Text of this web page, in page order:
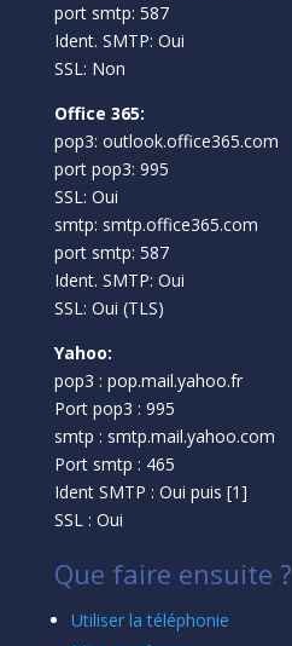
port smtp: 587
Ident. SMTP: Oui
SSL: Non
Office 365:
pop3: outlook.office365.com
port pop3: 995
SSL: Oui
smtp: smtp.office365.com
port smtp: 587
Ident. SMTP: Oui
SSL: Oui (TLS)
Yahoo:
pop3 : pop.mail.yahoo.fr
Port pop3 : 995
smtp : smtp.mail.yahoo.com
Port smtp : 465
Ident SMTP : Oui puis [1]
SSL : Oui
Que faire ensuite ?
Utiliser la téléphonie